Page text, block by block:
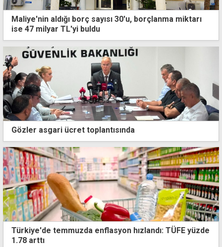
Maliye'nin aldığı borç sayısı 30'u, borçlanma miktarı
ise 47 milyar TL'yi buldu
Gözler asgari ücret toplantısında
Türkiye'de temmuzda enflasyon hızlandı: TÜFE yüzde
1.78 arttı